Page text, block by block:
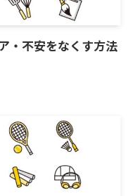
・不安をなくす方法